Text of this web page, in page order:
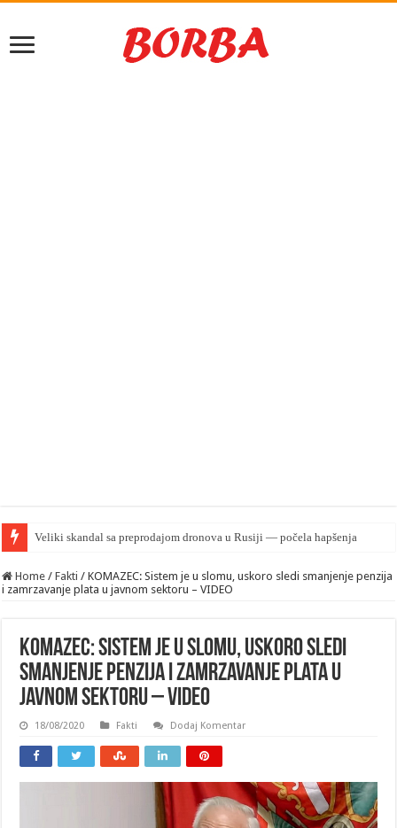
„Iran pos
Home / Fakti / KOMAZEC: Sistem je u slomu, uskoro sledi smanjenje penzija
i zamrzavanje plata u javnom sektoru – VIDEO
KOMAZEC: Sistem je u slomu, uskoro sledi
smanjenje penzija i zamrzavanje plata u
javnom sektoru – VIDEO
18/08/2020 Fakti Dodaj Komentar